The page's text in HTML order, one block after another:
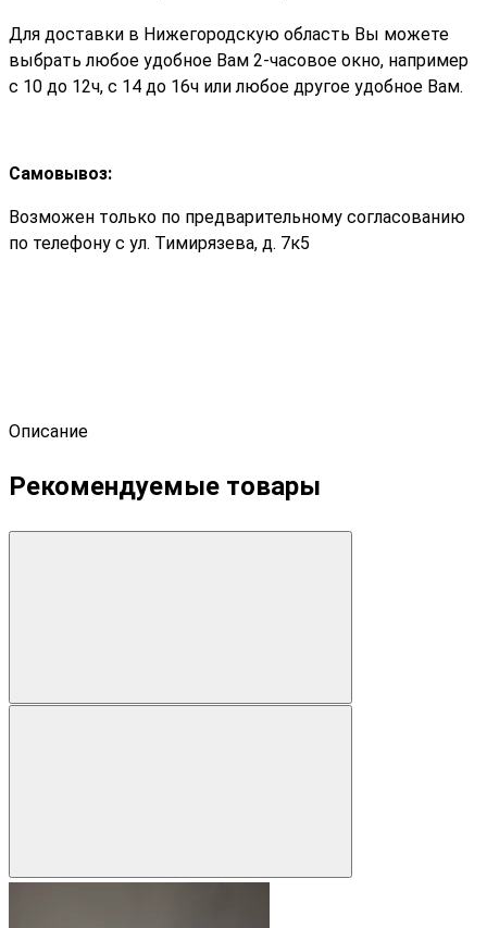
Для доставки в Нижегородскую область Вы можете
выбрать любое удобное Вам 2-часовое окно, например
с 10 до 12ч, с 14 до 16ч или любое другое удобное Вам.
Самовывоз:
Возможен только по предварительному согласованию
по телефону с ул. Тимирязева, д. 7к5
Описание
Рекомендуемые товары